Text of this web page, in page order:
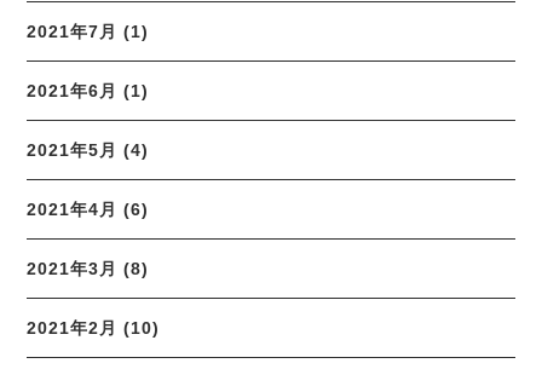
2021年7月 (1)
2021年6月 (1)
2021年5月 (4)
2021年4月 (6)
2021年3月 (8)
2021年2月 (10)